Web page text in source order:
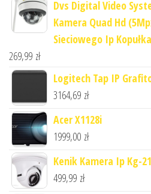
Dvs Digital Video
Kamera Quad Hd
Sieciowego Ip Kopułka
269,99 zł
Logitech Tap IP
3164,69 zł
Acer X1128i
1999,00 zł
Kenik Kamera Ip Kg-
499,99 zł